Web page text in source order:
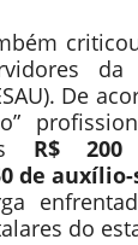
da
De
R$
de
do